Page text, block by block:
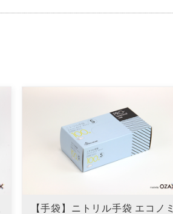
【手袋】ニトリル手袋 エコノミ